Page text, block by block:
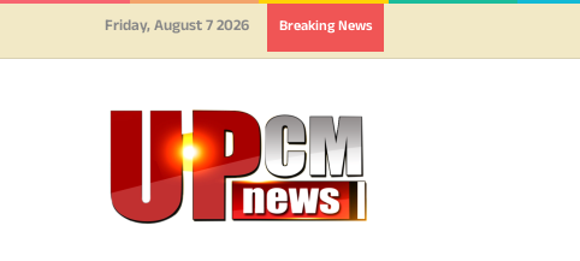
Friday, August 7 2026 Breaking News